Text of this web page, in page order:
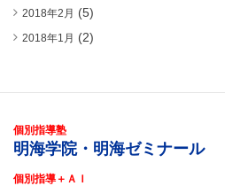
2018年2月 (5)
2018年1月 (2)
個別指導塾
明海学院・明海ゼミナール
個別指導＋ＡＩ